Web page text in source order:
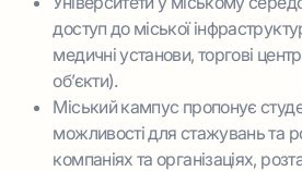
доступ до міської
медичні установи, торгові
об’єкти).
Міський кампус пропонує
можливості для стажувань та
компаніях та організаціях,